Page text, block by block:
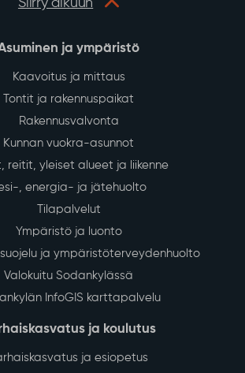
Siirry alkuun
ja ympäristö
Kaavoitus ja mittaus
Tontit ja rakennuspaikat
Rakennusvalvonta
Kunnan vuokra-asunnot
reitit, yleiset alueet ja liikenne
, energia- ja jätehuolto
Tilapalvelut
Ympäristö ja luonto
ja ympäristöterveydenhuolto
Valokuitu Sodankylässä
InfoGIS karttapalvelu
ja koulutus
ja esiopetus